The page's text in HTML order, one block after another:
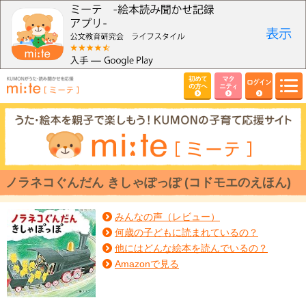
初めて
の方へ
マタ
ニティ
ログイン
ノラネコぐんだん きしゃぽっぽ (コドモエのえほん)
みんなの声（レビュー）
何歳の子どもに読まれているの？
他にはどんな絵本を読んでいるの？
Amazonで見る